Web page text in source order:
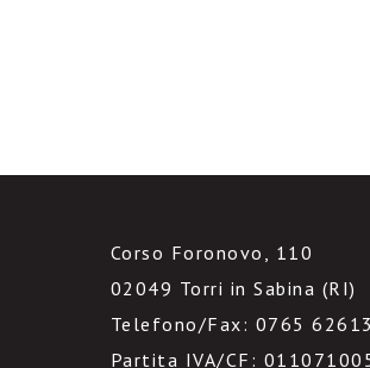
Corso Foronovo, 110
02049 Torri in Sabina (RI)
Telefono/Fax: 0765 62613
Partita IVA/CF: